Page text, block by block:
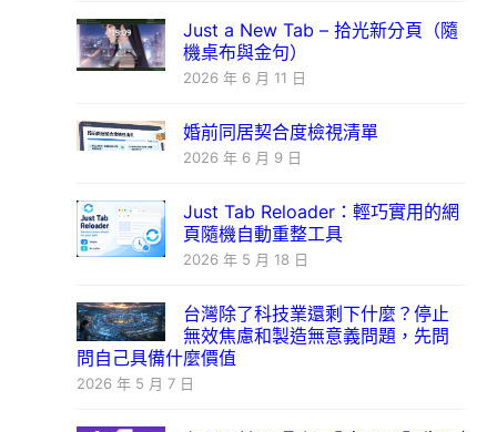
Just a New Tab – 拾光新分頁（隨
機桌布與金句）
2026 年 6 月 11 日
婚前同居契合度檢視清單
2026 年 6 月 9 日
Just Tab Reloader：輕巧實用的網
頁隨機自動重整工具
2026 年 5 月 18 日
台灣除了科技業還剩下什麼？停止
無效焦慮和製造無意義問題，先問
問自己具備什麼價值
2026 年 5 月 7 日